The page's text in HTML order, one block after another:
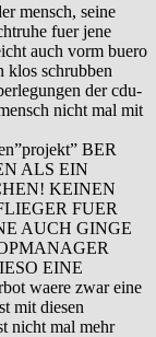
mensch, seine
fuer jene
auch vorm buero
klos schrubben
der cdu-
nicht mal mit
BER
ALS EIN
KEINEN
FUER
AUCH GINGE
EINE
waere zwar eine
mit diesen
nicht mal mehr